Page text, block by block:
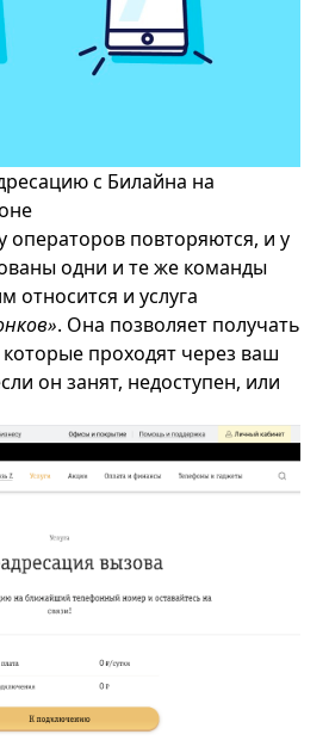
с Билайна на
операторов повторяются, и у
одни и те же команды
относится и услуга
. Она позволяет получать
проходят через ваш
он занят, недоступен, или